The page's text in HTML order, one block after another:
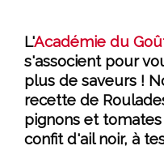
L'Académie du
s'associent pour
plus de saveurs !
recette de
pignons et
confit d'ail noir, à